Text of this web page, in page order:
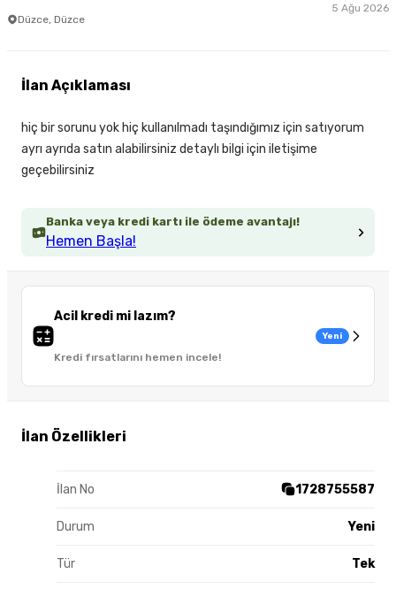
Düzce, Düzce
5 Ağu 2026
Banka veya kredi kartı ile ödeme avantajı!
Hemen Başla!
Acil kredi mi lazım?
Kredi fırsatlarını hemen incele!
Yeni
İlan Özellikleri
İlan No 1728755587
Durum Yeni
Tür Tek
İlan Açıklaması
hiç bir sorunu yok hiç kullanılmadı taşındığımız için satıyorum
ayrı ayrıda satın alabilirsiniz detaylı bilgi için iletişime
geçebilirsiniz